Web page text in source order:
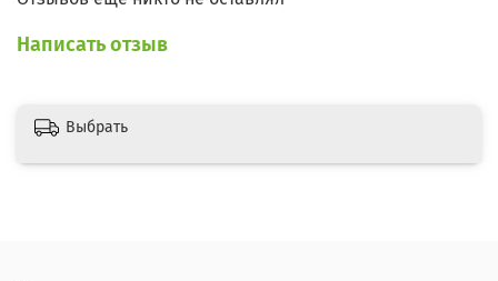
Написать отзыв
Выбрать